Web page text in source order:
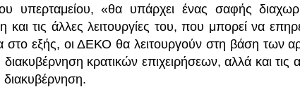
υπερταμείου, «θα υπάρχει ένας σαφής
και τις άλλες λειτουργίες του, που μπορεί να
στο εξής, οι ΔΕΚΟ θα λειτουργούν στη βάση των
διακυβέρνηση κρατικών επιχειρήσεων, αλλά και
διακυβέρνηση.